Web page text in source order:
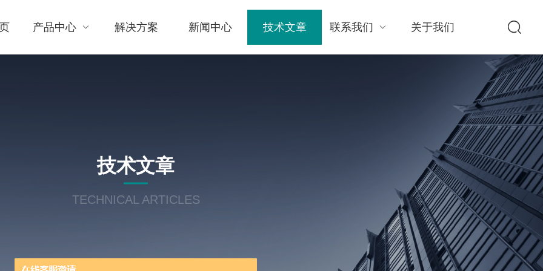
产品中心 解决方案 新闻中心 技术文章 联系我们 关于我们
技术文章
TECHNICAL ARTICLES